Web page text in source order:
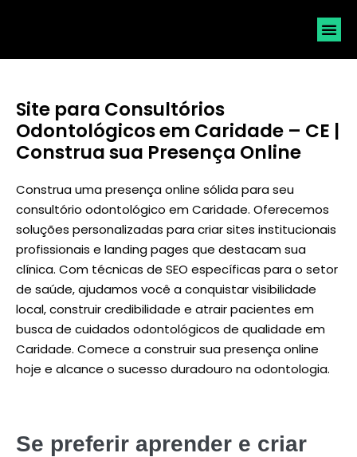
Site para Consultórios
Odontológicos em Caridade – CE |
Construa sua Presença Online
Construa uma presença online sólida para seu
consultório odontológico em Caridade. Oferecemos
soluções personalizadas para criar sites institucionais
profissionais e landing pages que destacam sua
clínica. Com técnicas de SEO específicas para o setor
de saúde, ajudamos você a conquistar visibilidade
local, construir credibilidade e atrair pacientes em
busca de cuidados odontológicos de qualidade em
Caridade. Comece a construir sua presença online
hoje e alcance o sucesso duradouro na odontologia.
Se preferir aprender e criar